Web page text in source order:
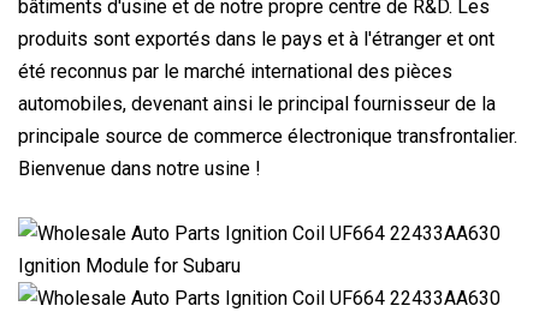
bâtiments d'usine et de notre propre centre de R&D. Les
produits sont exportés dans le pays et à l'étranger et ont
été reconnus par le marché international des pièces
automobiles, devenant ainsi le principal fournisseur de la
principale source de commerce électronique transfrontalier.
Bienvenue dans notre usine !